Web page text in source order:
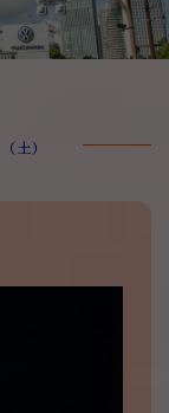
（土）